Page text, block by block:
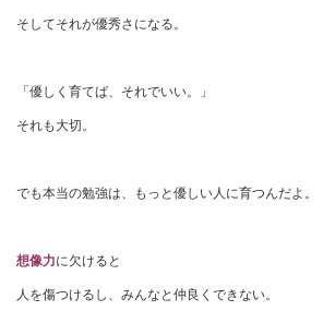
そしてそれが優秀さになる。
「優しく育てば、それでいい。」
それも大切。
でも本当の勉強は、もっと優しい人に育つんだよ。
想像力に欠けると
人を傷つけるし、みんなと仲良くできない。